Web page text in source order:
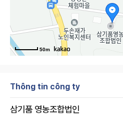
50m
Thông tin công ty
삼기품 영농조합법인